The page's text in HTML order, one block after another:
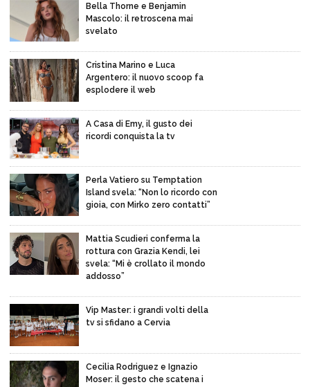
Bella Thorne e Benjamin
Mascolo: il retroscena mai
svelato
Cristina Marino e Luca
Argentero: il nuovo scoop fa
esplodere il web
A Casa di Emy, il gusto dei
ricordi conquista la tv
Perla Vatiero su Temptation
Island svela: “Non lo ricordo con
gioia, con Mirko zero contatti”
Mattia Scudieri conferma la
rottura con Grazia Kendi, lei
svela: “Mi è crollato il mondo
addosso”
Vip Master: i grandi volti della
tv si sfidano a Cervia
Cecilia Rodriguez e Ignazio
Moser: il gesto che scatena i